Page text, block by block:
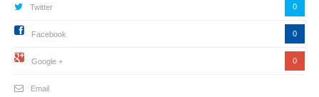
Twitter 0
Facebook 0
Google + 0
Email